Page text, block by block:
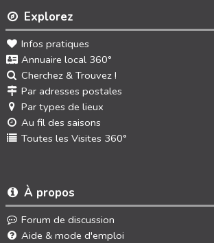
Explorez
Infos pratiques
Annuaire local 360°
Cherchez & Trouvez !
Par adresses postales
Par types de lieux
Au fil des saisons
Toutes les Visites 360°
À propos
Forum de discussion
Aide & mode d'emploi